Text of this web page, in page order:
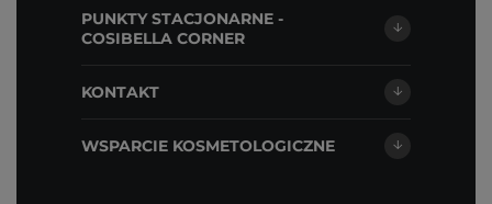
PUNKTY STACJONARNE -
COSIBELLA CORNER
KONTAKT
WSPARCIE KOSMETOLOGICZNE